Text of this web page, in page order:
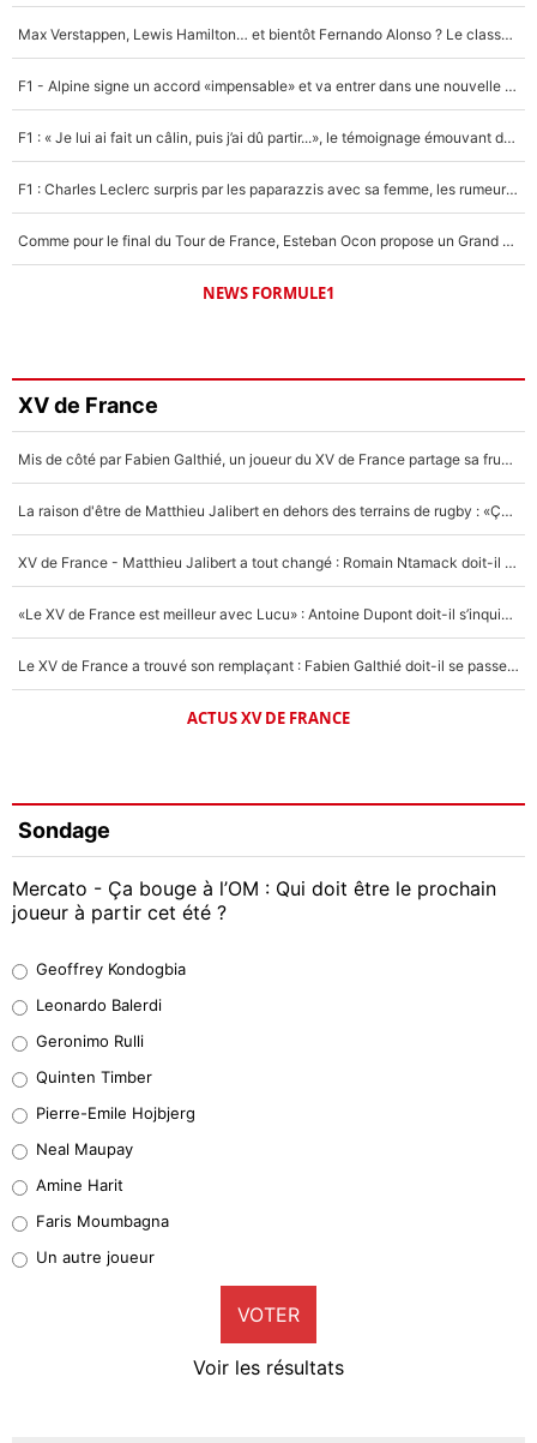
Max Verstappen, Lewis Hamilton… et bientôt Fernando Alonso ? Le classement des pilotes les mieux payés en Formule 1 risque de changer !
F1 - Alpine signe un accord «impensable» et va entrer dans une nouvelle dimension : Grande nouvelle pour Pierre Gasly !
F1 : « Je lui ai fait un câlin, puis j’ai dû partir...», le témoignage émouvant de Max Verstappen sur sa fille
F1 : Charles Leclerc surpris par les paparazzis avec sa femme, les rumeurs étaient vraies !
Comme pour le final du Tour de France, Esteban Ocon propose un Grand Prix de Formule 1 à Paris : «Autour de l’Arc de Triomphe, ce serait génial» !
NEWS FORMULE1
XV de France
Mis de côté par Fabien Galthié, un joueur du XV de France partage sa frustration : «ils ne me l’ont pas dit tout de suite»
La raison d'être de Matthieu Jalibert en dehors des terrains de rugby : «Ça m'atteint autant que si tu touches à un membre de ma famille»
XV de France - Matthieu Jalibert a tout changé : Romain Ntamack doit-il s’inquiéter pour sa place à un an de la Coupe du monde ?
«Le XV de France est meilleur avec Lucu» : Antoine Dupont doit-il s’inquiéter pour sa place ?
Le XV de France a trouvé son remplaçant : Fabien Galthié doit-il se passer d'Antoine Dupont ?
ACTUS XV DE FRANCE
Sondage
Mercato - Ça bouge à l’OM : Qui doit être le prochain
joueur à partir cet été ?
38%
32%
5%
1%
9%
Geoffrey Kondogbia
Leonardo Balerdi
Geronimo Rulli
Quinten Timber
Pierre-Emile Hojbjerg
Neal Maupay
Amine Harit
Faris Moumbagna
Un autre joueur
VOTER
Voir les résultats